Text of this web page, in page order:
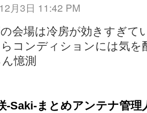
月3日 11:42 PM
会場は冷房が効きすぎて
コンディションには気を
憶測
-Saki-まとめアンテナ管理